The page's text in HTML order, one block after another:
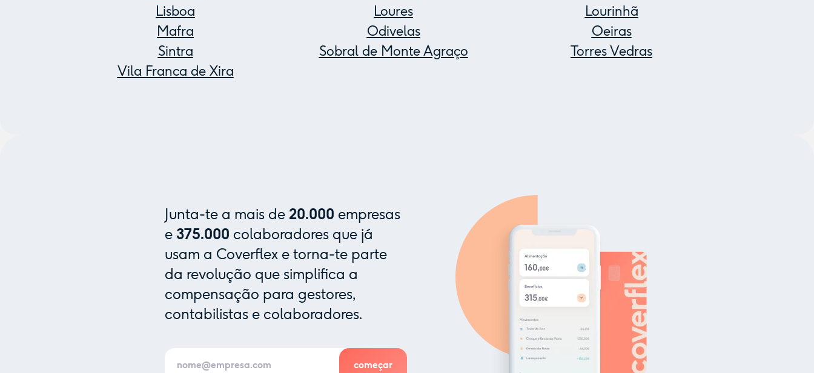
Lisboa
Loures
Lourinhã
Mafra
Odivelas
Oeiras
Sintra
Sobral de Monte Agraço
Torres Vedras
Vila Franca de Xira
Junta-te a mais de 20.000 empresas
e 375.000 colaboradores que já
usam a Coverflex e torna-te parte
da revolução que simplifica a
compensação para gestores,
contabilistas e colaboradores.